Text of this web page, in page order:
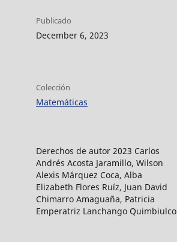
Publicado
December 6, 2023
Colección
Matemáticas
Derechos de autor 2023 Carlos
Andrés Acosta Jaramillo, Wilson
Alexis Márquez Coca, Alba
Elizabeth Flores Ruíz, Juan David
Chimarro Amaguaña, Patricia
Emperatriz Lanchango Quimbiulco